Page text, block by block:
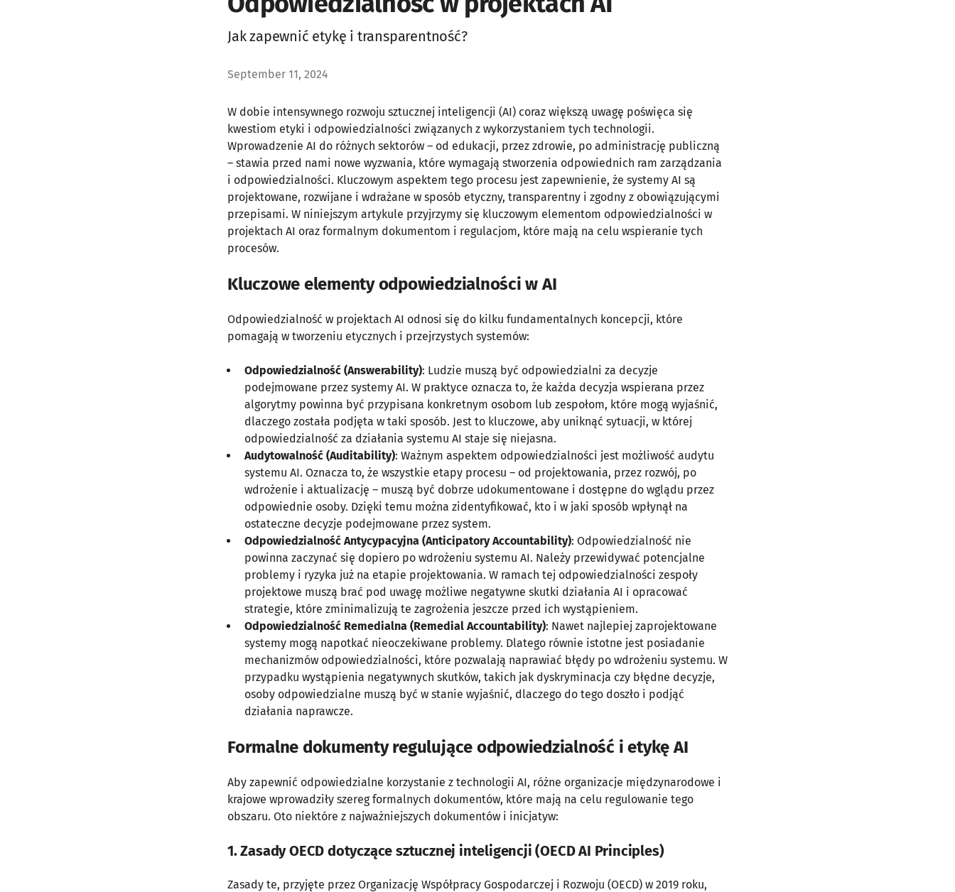
Jak zapewnić etykę i transparentność?
September 11, 2024
W dobie intensywnego rozwoju sztucznej inteligencji (AI) coraz większą uwagę poświęca się
kwestiom etyki i odpowiedzialności związanych z wykorzystaniem tych technologii.
Wprowadzenie AI do różnych sektorów – od edukacji, przez zdrowie, po administrację publiczną
– stawia przed nami nowe wyzwania, które wymagają stworzenia odpowiednich ram zarządzania
i odpowiedzialności. Kluczowym aspektem tego procesu jest zapewnienie, że systemy AI są
projektowane, rozwijane i wdrażane w sposób etyczny, transparentny i zgodny z obowiązującymi
przepisami. W niniejszym artykule przyjrzymy się kluczowym elementom odpowiedzialności w
projektach AI oraz formalnym dokumentom i regulacjom, które mają na celu wspieranie tych
procesów.
Kluczowe elementy odpowiedzialności w AI
Odpowiedzialność w projektach AI odnosi się do kilku fundamentalnych koncepcji, które
pomagają w tworzeniu etycznych i przejrzystych systemów:
Odpowiedzialność (Answerability): Ludzie muszą być odpowiedzialni za decyzje
podejmowane przez systemy AI. W praktyce oznacza to, że każda decyzja wspierana przez
algorytmy powinna być przypisana konkretnym osobom lub zespołom, które mogą wyjaśnić,
dlaczego została podjęta w taki sposób. Jest to kluczowe, aby uniknąć sytuacji, w której
odpowiedzialność za działania systemu AI staje się niejasna.
Audytowalność (Auditability): Ważnym aspektem odpowiedzialności jest możliwość audytu
systemu AI. Oznacza to, że wszystkie etapy procesu – od projektowania, przez rozwój, po
wdrożenie i aktualizację – muszą być dobrze udokumentowane i dostępne do wglądu przez
odpowiednie osoby. Dzięki temu można zidentyfikować, kto i w jaki sposób wpłynął na
ostateczne decyzje podejmowane przez system.
Odpowiedzialność Antycypacyjna (Anticipatory Accountability): Odpowiedzialność nie
powinna zaczynać się dopiero po wdrożeniu systemu AI. Należy przewidywać potencjalne
problemy i ryzyka już na etapie projektowania. W ramach tej odpowiedzialności zespoły
projektowe muszą brać pod uwagę możliwe negatywne skutki działania AI i opracować
strategie, które zminimalizują te zagrożenia jeszcze przed ich wystąpieniem.
Odpowiedzialność Remedialna (Remedial Accountability): Nawet najlepiej zaprojektowane
systemy mogą napotkać nieoczekiwane problemy. Dlatego równie istotne jest posiadanie
mechanizmów odpowiedzialności, które pozwalają naprawiać błędy po wdrożeniu systemu. W
przypadku wystąpienia negatywnych skutków, takich jak dyskryminacja czy błędne decyzje,
osoby odpowiedzialne muszą być w stanie wyjaśnić, dlaczego do tego doszło i podjąć
działania naprawcze.
Formalne dokumenty regulujące odpowiedzialność i etykę AI
Aby zapewnić odpowiedzialne korzystanie z technologii AI, różne organizacje międzynarodowe i
krajowe wprowadziły szereg formalnych dokumentów, które mają na celu regulowanie tego
obszaru. Oto niektóre z najważniejszych dokumentów i inicjatyw:
1.Zasady OECD dotyczące sztucznej inteligencji (OECD AI Principles)
Zasady te, przyjęte przez Organizację Współpracy Gospodarczej i Rozwoju (OECD) w 2019 roku,